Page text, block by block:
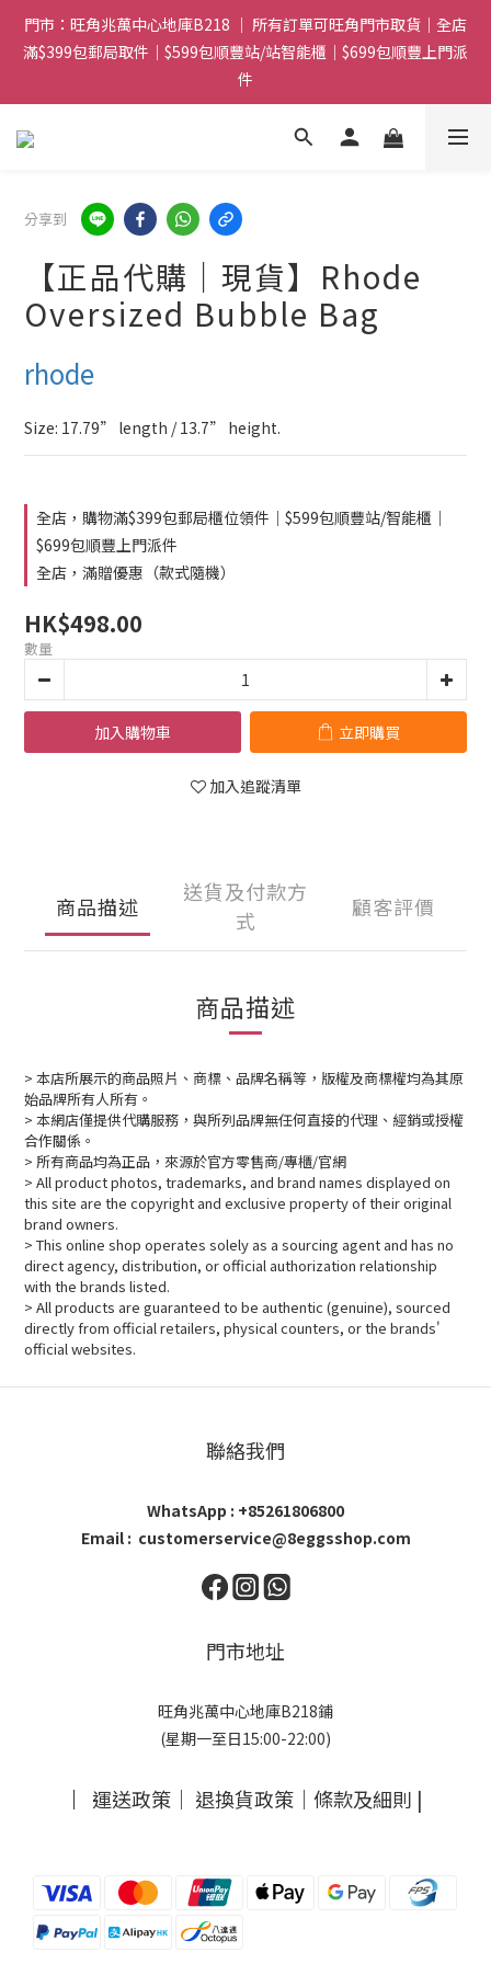
門市：旺角兆萬中心地庫B218 ｜ 所有訂單可旺角門市取貨｜全店
滿$399包郵局取件｜$599包順豐站/站智能櫃｜$699包順豐上門派
件
門市：旺角兆萬中心地庫B218 ｜ 所有訂單可旺角門市取貨｜全店
滿$399包郵局取件｜$599包順豐站/站智能櫃｜$699包順豐上門派
件
滿贈優惠🎁 滿$788送Gucci香水Sample｜ 滿$1088送Clarins 煥
門市：旺角兆萬中心地庫B218 ｜ 所有訂單可旺角門市取貨｜全店
滿$399包郵局取件｜$599包順豐站/站智能櫃｜$699包順豐上門派
件
分享到
【正品代購｜現貨】Rhode
Oversized Bubble Bag
rhode
Size: 17.79” length / 13.7” height.
全店，購物滿$399包郵局櫃位領件｜$599包順豐站/智能櫃｜
$699包順豐上門派件
全店，滿贈優惠（款式隨機）
HK$498.00
數量
加入購物車 立即購買
加入追蹤清單
商品描述
送貨及付款方
式
顧客評價
商品描述
> 本店所展示的商品照片、商標、品牌名稱等，版權及商標權均為其原
始品牌所有人所有。
> 本網店僅提供代購服務，與所列品牌無任何直接的代理、經銷或授權
合作關係。
> 所有商品均為正品，來源於官方零售商/專櫃/官網
> All product photos, trademarks, and brand names displayed on
this site are the copyright and exclusive property of their original
brand owners.
> This online shop operates solely as a sourcing agent and has no
direct agency, distribution, or official authorization relationship
with the brands listed.
> All products are guaranteed to be authentic (genuine), sourced
directly from official retailers, physical counters, or the brands'
official websites.
聯絡我們
WhatsApp : +85261806800
Email : customerservice@8eggsshop.com
門市地址
旺角兆萬中心地庫B218鋪
(星期一至日15:00-22:00)
｜ 運送政策 ｜ 退換貨政策 ｜ 條款及細則 |